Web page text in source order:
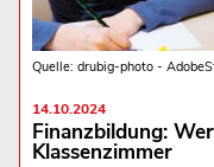
Quelle: drubig-photo -
14.10.2024
Finanzbildung:
Klassenzimmer